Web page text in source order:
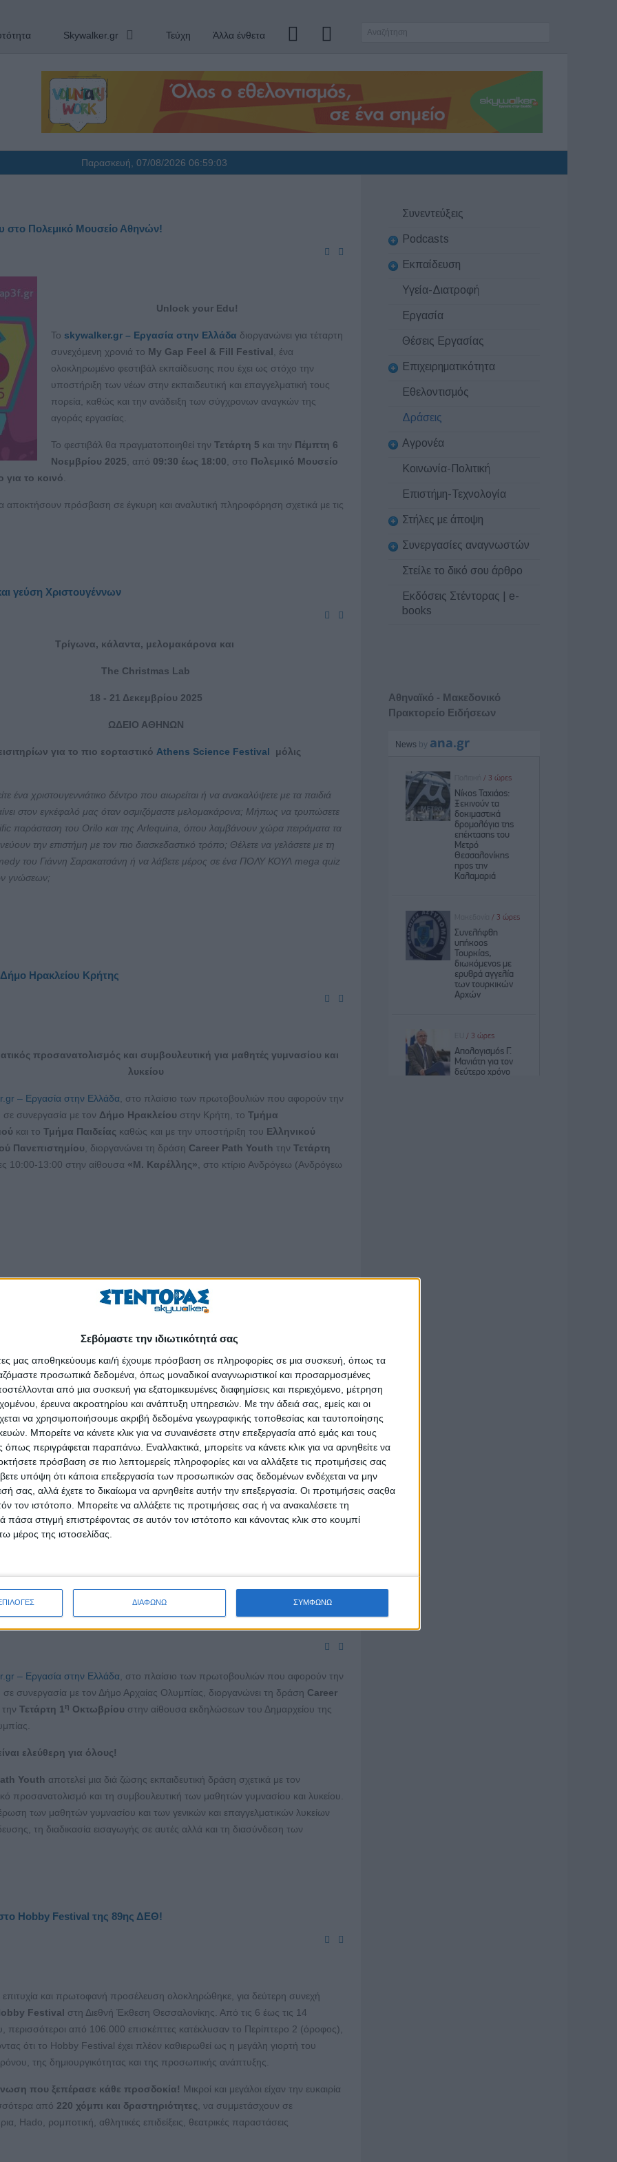
Σεβόμαστε την ιδιωτικότητά σας
μας αποθηκεύουμε και/ή έχουμε πρόσβαση σε πληροφορίες σε μια συσκευή, όπως τα
προσωπικά δεδομένα, όπως μοναδικοί αναγνωριστικοί και προσαρμοσμένες
από μια συσκευή για εξατομικευμένες διαφημίσεις και περιεχόμενο, μέτρηση
έρευνα ακροατηρίου και ανάπτυξη υπηρεσιών. Με την άδειά σας, εμείς και οι
να χρησιμοποιήσουμε ακριβή δεδομένα γεωγραφικής τοποθεσίας και ταυτοποίησης
Μπορείτε να κάνετε κλικ για να συναινέσετε στην επεξεργασία από εμάς και τους
περιγράφεται παραπάνω. Εναλλακτικά, μπορείτε να κάνετε κλικ για να αρνηθείτε να
πρόσβαση σε πιο λεπτομερείς πληροφορίες και να αλλάξετε τις προτιμήσεις σας
υπόψη ότι κάποια επεξεργασία των προσωπικών σας δεδομένων ενδέχεται να μην
σας, αλλά έχετε το δικαίωμα να αρνηθείτε αυτήν την επεξεργασία. Οι προτιμήσεις σαςθα
τον ιστότοπο. Μπορείτε να αλλάξετε τις προτιμήσεις σας ή να ανακαλέσετε τη
στιγμή επιστρέφοντας σε αυτόν τον ιστότοπο και κάνοντας κλικ στο κουμπί
μέρος της ιστοσελίδας.
ΔΙΑΦΩΝΩ ΣΥΜΦΩΝΩ
Skywalker.gr Τεύχη Άλλα ένθετα
Παρασκευή, 07/08/2026 06:59:04
στο Πολεμικό Μουσείο Αθηνών!
Unlock your Edu!
Το skywalker.gr – Εργασία στην Ελλάδα διοργανώνει για τέταρτη
συνεχόμενη χρονιά το My Gap Feel & Fill Festival , ένα
ολοκληρωμένο φεστιβάλ εκπαίδευσης που έχει ως στόχο την
υποστήριξη των νέων στην εκπαιδευτική και επαγγελματική τους
πορεία, καθώς και την ανάδειξη των σύγχρονων αναγκών της
αγοράς εργασίας.
Το φεστιβάλ θα πραγματοποιηθεί την Τετάρτη 5 και την Πέμπτη 6
Νοεμβρίου 2025 , από 09:30 έως 18:00 , στο Πολεμικό Μουσείο
για το κοινό
αποκτήσουν πρόσβαση σε έγκυρη και αναλυτική πληροφόρηση σχετικά με τις
γεύση Χριστουγέννων
Τρίγωνα, κάλαντα, μελομακάρονα και
The Christmas Lab
18 - 21 Δεκεμβρίου 2025
ΩΔΕΙΟ ΑΘΗΝΩΝ
για το πιο εορταστικό Athens Science Festival
μόλις
ένα χριστουγεννιάτικο δέντρο που αιωρείται ή να ανακαλύψετε με τα παιδιά
στον εγκέφαλό μας όταν οσμιζόμαστε μελομακάρονα; Μήπως να τρυπώσετε
παράσταση του Orilo και της Arlequina, όπου λαμβάνουν χώρα πειράματα τα
την επιστήμη με τον πιο διασκεδαστικό τρόπο; Θέλετε να γελάσετε με τη
του Γιάννη Σαρακατσάνη ή να λάβετε μέρος σε ένα ΠΟΛΥ ΚΟΥΛ mega quiz
γνώσεων;
Ηρακλείου Κρήτης
προσανατολισμός και συμβουλευτική για μαθητές γυμνασίου και
λυκείου
– Εργασία στην Ελλάδα , στο πλαίσιο των πρωτοβουλιών που αφορούν την
σε συνεργασία με τον Δήμο Ηρακλείου στην Κρήτη, το Τμήμα
και το Τμήμα Παιδείας καθώς και με την υποστήριξη του Ελληνικού
Πανεπιστημίου , διοργανώνει τη δράση Career Path Youth την Τετάρτη
10:00-13:00 στην αίθουσα «Μ. Καρέλλης» , στο κτίριο Ανδρόγεω (Ανδρόγεω
8 Οκτωβρίου στον Δήμο Αρχαίας Ολυμπίας
προσανατολισμός και συμβουλευτική για μαθητές γυμνασίου και
– Εργασία στην Ελλάδα, στο πλαίσιο των πρωτοβουλιών που αφορούν την
σε συνεργασία με τον Δήμο Αρχαίας Ολυμπίας, διοργανώνει τη δράση Career
σενέα ημερομηνία διεξαγωγής, τηνΤετάρτη 8 Οκτωβρίουστην αίθουσα
Δημαρχείου της Αρχαίας Ολυμπίας.
ελεύθερη για όλους!
δράση σχετικά με τον επαγγελματικό προσανατολισμό και τη
στόχος της συγκεκριμένης δράσης είναι η ενημέρωση των μαθητών
το
Ολυμπίας | Επαγγελματικός προσανατολισμός και
– Εργασία στην Ελλάδα , στο πλαίσιο των πρωτοβουλιών που αφορούν την
σε συνεργασία με τον Δήμο Αρχαίας Ολυμπίας, διοργανώνει τη δράση Career
την Τετάρτη 1 η Οκτωβρίου στην αίθουσα εκδηλώσεων του Δημαρχείου της
ελεύθερη για όλους!
Youth αποτελεί μια διά ζώσης εκπαιδευτική δράση σχετικά με τον
προσανατολισμό και τη συμβουλευτική των μαθητών γυμνασίου και λυκείου.
των μαθητών γυμνασίου και των γενικών και επαγγελματικών λυκείων
τη διαδικασία εισαγωγής σε αυτές αλλά και τη διασύνδεση των
Hobby Festival της 89ης ΔΕΘ!
επιτυχία και πρωτοφανή προσέλευση ολοκληρώθηκε, για δεύτερη συνεχή
Festival στη Διεθνή Έκθεση Θεσσαλονίκης. Από τις 6 έως τις 14
περισσότεροι από 106.000 επισκέπτες κατέκλυσαν το Περίπτερο 2 (όροφος),
ότι το Hobby Festival έχει πλέον καθιερωθεί ως η μεγάλη γιορτή του
της δημιουργικότητας και της προσωπικής ανάπτυξης.
που ξεπέρασε κάθε προσδοκία! Μικροί και μεγάλοι είχαν την ευκαιρία
από 220 χόμπι και δραστηριότητες , να συμμετάσχουν σε
Hado, ρομποτική, αθλητικές επιδείξεις, θεατρικές παραστάσεις
Συνεντεύξεις
Podcasts
Εκπαίδευση
Υγεία-Διατροφή
Εργασία
Θέσεις Εργασίας
Επιχειρηματικότητα
Εθελοντισμός
Δράσεις
Αγρονέα
Κοινωνία-Πολιτική
Επιστήμη-Τεχνολογία
Στήλες με άποψη
Συνεργασίες αναγνωστών
Στείλε το δικό σου άρθρο
Εκδόσεις Στέντορας | e-
books
Αθηναϊκό - Μακεδονικό
Πρακτορείο Ειδήσεων